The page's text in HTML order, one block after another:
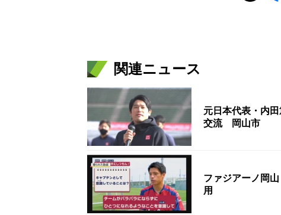
関連ニュース
元日本代表・内
交流 岡山市
ファジアーノ岡
用